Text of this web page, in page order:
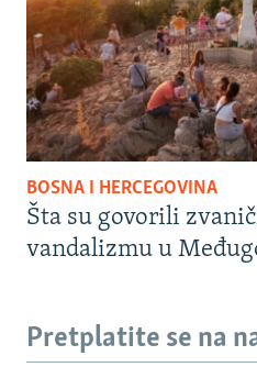
BOSNA I HERCEGOVINA
Šta su govorili
vandalizmu u
Pretplatite se na